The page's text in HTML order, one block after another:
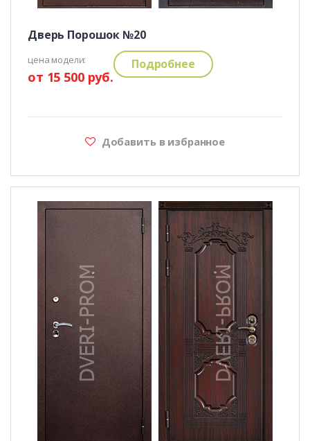
Дверь Порошок №20
цена модели:
от 15 500 руб.
Подробнее
Добавить в избранное